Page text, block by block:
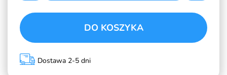
DO KOSZYKA
Dostawa 2-5 dni